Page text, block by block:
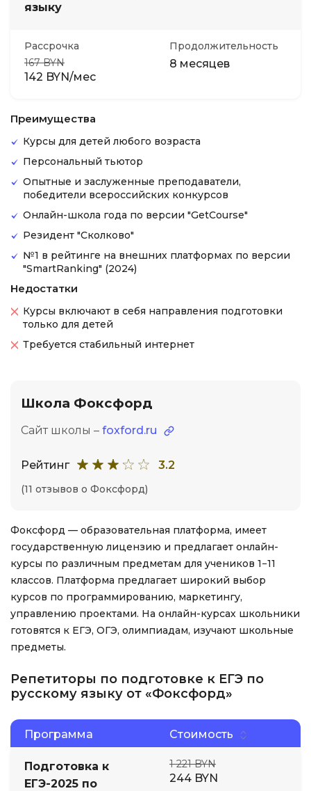
языку
Рассрочка
167 BYN
142 BYN/мес
Продолжительность
8 месяцев
Преимущества
Курсы для детей любого возраста
Персональный тьютор
Опытные и заслуженные преподаватели,
победители всероссийских конкурсов
Онлайн-школа года по версии "GetCourse"
Резидент "Сколково"
№1 в рейтинге на внешних платформах по версии
"SmartRanking" (2024)
Недостатки
Курсы включают в себя направления подготовки
только для детей
Требуется стабильный интернет
Школа Фоксфорд
Сайт школы – foxford.ru
Рейтинг 3.2
(11 отзывов о Фоксфорд)
Фоксфорд — образовательная платформа, имеет
государственную лицензию и предлагает онлайн-
курсы по различным предметам для учеников 1−11
классов. Платформа предлагает широкий выбор
курсов по программированию, маркетингу,
управлению проектами. На онлайн-курсах школьники
готовятся к ЕГЭ, ОГЭ, олимпиадам, изучают школьные
предметы.
Репетиторы по подготовке к ЕГЭ по
русскому языку от «Фоксфорд»
Программа Стоимость
Подготовка к
ЕГЭ-2025 по
1 221 BYN
244 BYN